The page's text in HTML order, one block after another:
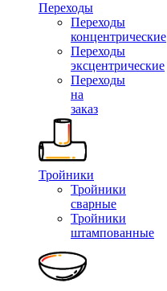
Переходы
Переходы
концентрические
Переходы
эксцентрические
Переходы
на
заказ
Тройники
Тройники
сварные
Тройники
штампованные